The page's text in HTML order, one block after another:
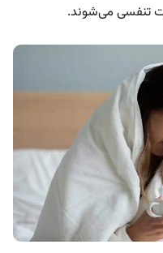
تنفسی می‌‌شوند.